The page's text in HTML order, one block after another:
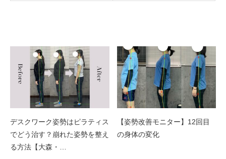
デスクワーク姿勢はピラティス
でどう治す？崩れた姿勢を整え
る方法【大森・…
【姿勢改善モニター】12回目
の身体の変化